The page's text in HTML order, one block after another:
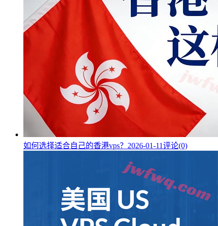
如何选择适合自己的香港vps？ 2026-01-11评论(0)